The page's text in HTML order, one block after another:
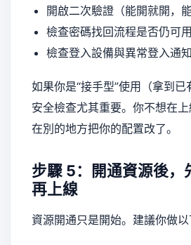
開啟二次驗證（能開就開，能
檢查密碼找回流程是否仍可用
檢查登入設備與異常登入通知
如果你是“接手型”使用（拿到已
安全檢查尤其重要。你不想在
在別的地方把你的配置改了。
步驟 5：開通資源後，
再上線
資源開通只是開始。建議你做以